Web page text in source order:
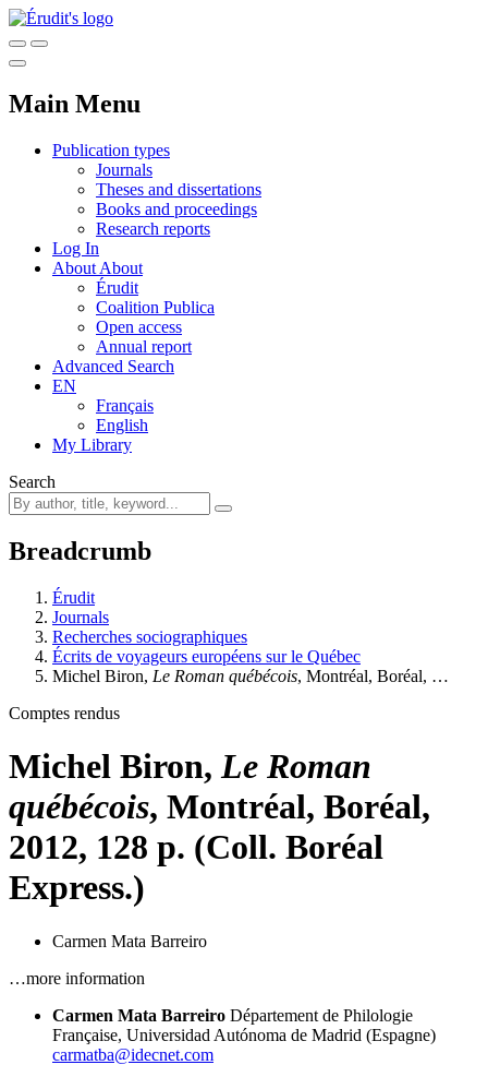
Main Menu
Publication types
Journals
Theses and dissertations
Books and proceedings
Research reports
Log In
About About
Érudit
Coalition Publica
Open access
Annual report
Advanced Search
EN
Français
English
My Library
Search
Breadcrumb
Érudit
Journals
Recherches sociographiques
Écrits de voyageurs européens sur le Québec
Michel Biron, Le Roman québécois, Montréal, Boréal, …
Comptes rendus
Michel Biron, Le Roman
québécois, Montréal, Boréal,
2012, 128 p. (Coll. Boréal
Express.)
Carmen Mata Barreiro
…more information
Carmen Mata Barreiro Département de Philologie
Française, Universidad Autónoma de Madrid (Espagne)
carmatba@idecnet.com